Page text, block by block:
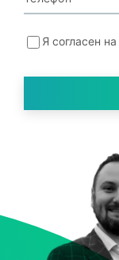
Я согласен на